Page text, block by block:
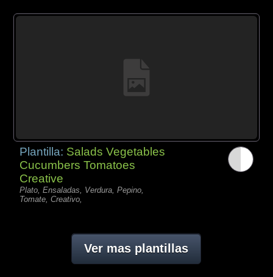
Plantilla: Salads Vegetables
Cucumbers Tomatoes
Creative
Plato, Ensaladas, Verdura, Pepino,
Tomate, Creativo,
Ver mas plantillas